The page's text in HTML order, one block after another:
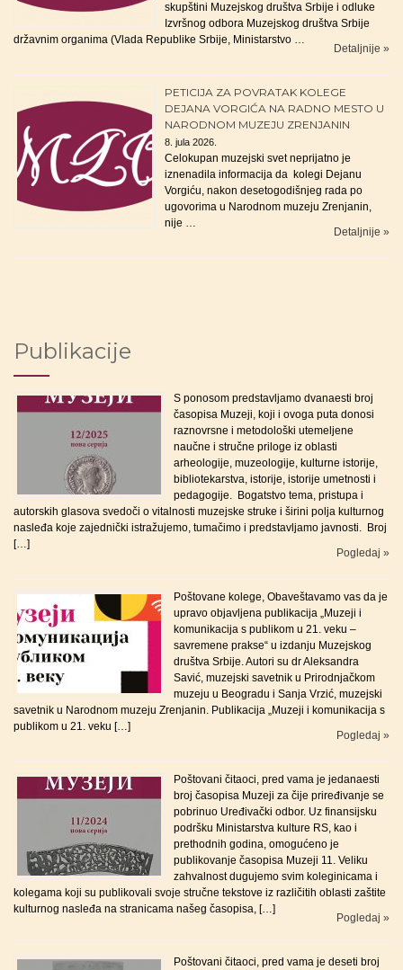
skupštini Muzejskog društva Srbije i odluke
Izvršnog odbora Muzejskog društva Srbije
državnim organima (Vlada Republike Srbije, Ministarstvo …
Detaljnije »
PETICIJA ZA POVRATAK KOLEGE
DEJANA VORGIĆA NA RADNO MESTO U
NARODNOM MUZEJU ZRENJANIN
8. jula 2026.
Celokupan muzejski svet neprijatno je
iznenadila informacija da kolegi Dejanu
Vorgiću, nakon desetogodišnjeg rada po
ugovorima u Narodnom muzeju Zrenjanin,
nije …
Detaljnije »
Publikacije
S ponosom predstavljamo dvanaesti broj
časopisa Muzeji, koji i ovoga puta donosi
raznovrsne i metodološki utemeljene
naučne i stručne priloge iz oblasti
arheologije, muzeologije, kulturne istorije,
bibliotekarstva, istorije, istorije umetnosti i
pedagogije. Bogatstvo tema, pristupa i
autorskih glasova svedoči o vitalnosti muzejske struke i širini polja kulturnog
nasleđa koje zajednički istražujemo, tumačimo i predstavljamo javnosti. Broj
[…]
Pogledaj »
Poštovane kolege, Obaveštavamo vas da je
upravo objavljena publikacija „Muzeji i
komunikacija s publikom u 21. veku –
savremene prakse“ u izdanju Muzejskog
društva Srbije. Autori su dr Aleksandra
Savić, muzejski savetnik u Prirodnjačkom
muzeju u Beogradu i Sanja Vrzić, muzejski
savetnik u Narodnom muzeju Zrenjanin. Publikacija „Muzeji i komunikacija s
publikom u 21. veku […]
Pogledaj »
Poštovani čitaoci, pred vama je jedanaesti
broj časopisa Muzeji za čije priređivanje se
pobrinuo Uređivački odbor. Uz finansijsku
podršku Ministarstva kulture RS, kao i
prethodnih godina, omogućeno je
publikovanje časopisa Muzeji 11. Veliku
zahvalnost dugujemo svim koleginicama i
kolegama koji su publikovali svoje stručne tekstove iz različitih oblasti zaštite
kulturnog nasleđa na stranicama našeg časopisa, […]
Pogledaj »
Poštovani čitaoci, pred vama je deseti broj